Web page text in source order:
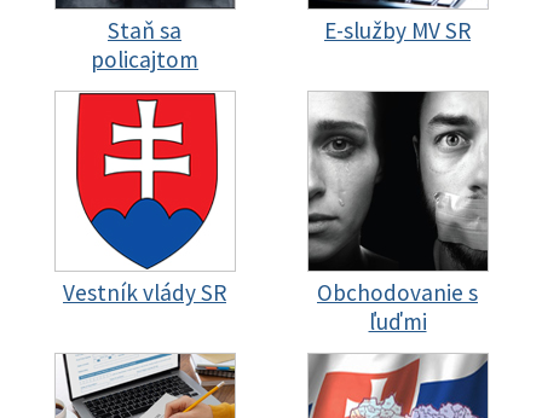
Staň sa
policajtom
E-služby MV SR
Vestník vlády SR
Obchodovanie s
ľuďmi